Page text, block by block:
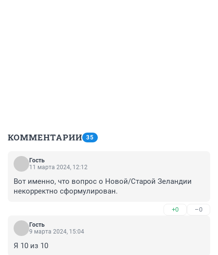
КОММЕНТАРИИ 35
Гость
11 марта 2024, 12:12
Вот именно, что вопрос о Новой/Старой Зеландии
некорректно сформулирован.
+0 –0
Гость
9 марта 2024, 15:04
Я 10 из 10